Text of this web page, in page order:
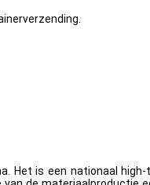
Het is een nationaal